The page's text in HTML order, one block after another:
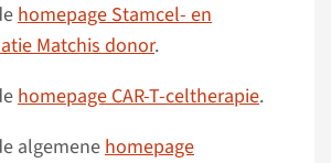
homepage Stamcel- en
Matchis donor.
homepage CAR-T-celtherapie.
algemenehomepage